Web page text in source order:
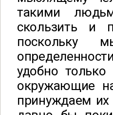
такими
скользить и
поскольку
удобно
окружающие
принуждаем их